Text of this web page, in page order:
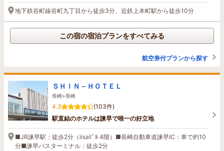
地下鉄谷町線谷町九丁目から徒歩3分、近鉄上本町駅から徒歩10分
この宿の宿泊プランをすべてみる
航空券付プランから探す
ＳＨＩＮ－ＨＯＴＥＬ
長崎>長崎
4.3
(103件)
駅直結のホテルは諫早で唯一の好立地
■JR諫早駅：徒歩2分（iisaﾋﾞﾙ 4階）■長崎自動車道諫早IC：車で約10
分■諫早バスターミナル：徒歩2分